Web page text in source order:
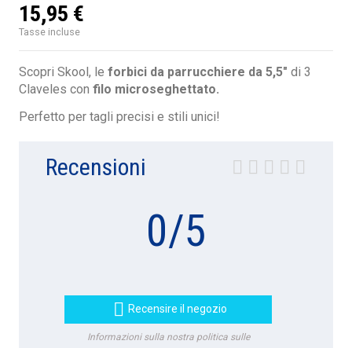
15,95 €
Tasse incluse
Scopri Skool, le forbici da parrucchiere da 5,5" di 3
Claveles con filo microseghettato.
Perfetto per tagli precisi e stili unici!
Recensioni
0/5
 Recensire il negozio
Informazioni sulla nostra politica sulle